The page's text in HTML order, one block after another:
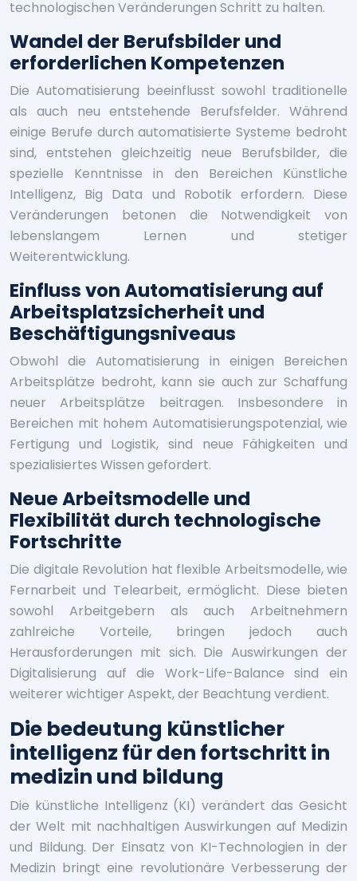
technologischen Veränderungen Schritt zu halten.
Wandel der Berufsbilder und
erforderlichen Kompetenzen
Die Automatisierung beeinflusst sowohl traditionelle
als auch neu entstehende Berufsfelder. Während
einige Berufe durch automatisierte Systeme bedroht
sind, entstehen gleichzeitig neue Berufsbilder, die
spezielle Kenntnisse in den Bereichen Künstliche
Intelligenz, Big Data und Robotik erfordern. Diese
Veränderungen betonen die Notwendigkeit von
lebenslangem Lernen und stetiger
Weiterentwicklung.
Einfluss von Automatisierung auf
Arbeitsplatzsicherheit und
Beschäftigungsniveaus
Obwohl die Automatisierung in einigen Bereichen
Arbeitsplätze bedroht, kann sie auch zur Schaffung
neuer Arbeitsplätze beitragen. Insbesondere in
Bereichen mit hohem Automatisierungspotenzial, wie
Fertigung und Logistik, sind neue Fähigkeiten und
spezialisiertes Wissen gefordert.
Neue Arbeitsmodelle und
Flexibilität durch technologische
Fortschritte
Die digitale Revolution hat flexible Arbeitsmodelle, wie
Fernarbeit und Telearbeit, ermöglicht. Diese bieten
sowohl Arbeitgebern als auch Arbeitnehmern
zahlreiche Vorteile, bringen jedoch auch
Herausforderungen mit sich. Die Auswirkungen der
Digitalisierung auf die Work-Life-Balance sind ein
weiterer wichtiger Aspekt, der Beachtung verdient.
Die bedeutung künstlicher
intelligenz für den fortschritt in
medizin und bildung
Die künstliche Intelligenz (KI) verändert das Gesicht
der Welt mit nachhaltigen Auswirkungen auf Medizin
und Bildung. Der Einsatz von KI-Technologien in der
Medizin bringt eine revolutionäre Verbesserung der